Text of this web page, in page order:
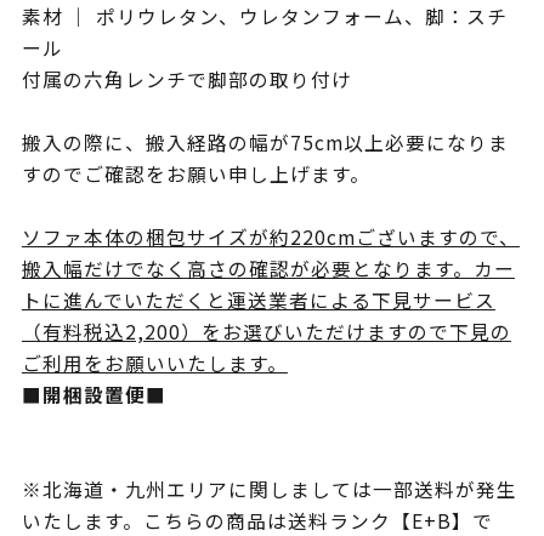
素材 ｜ ポリウレタン、ウレタンフォーム、脚：スチ
ール
付属の六角レンチで脚部の取り付け
搬入の際に、搬入経路の幅が75cm以上必要になりま
すのでご確認をお願い申し上げます。
ソファ本体の梱包サイズが約220cmございますので、
搬入幅だけでなく高さの確認が必要となります。カー
トに進んでいただくと運送業者による下見サービス
（有料税込2,200）をお選びいただけますので下見の
ご利用をお願いいたします。
■開梱設置便■
※北海道・九州エリアに関しましては一部送料が発生
いたします。こちらの商品は送料ランク【E+B】で